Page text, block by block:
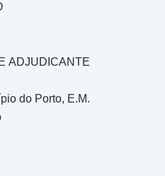
ADJUDICANTE
do Porto, E.M.